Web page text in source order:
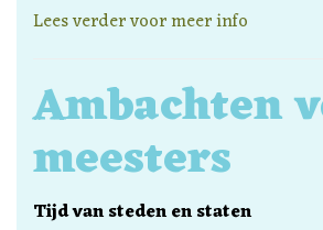
Lees verder voor meer info
Ambachten
meesters
Tijd van steden en staten